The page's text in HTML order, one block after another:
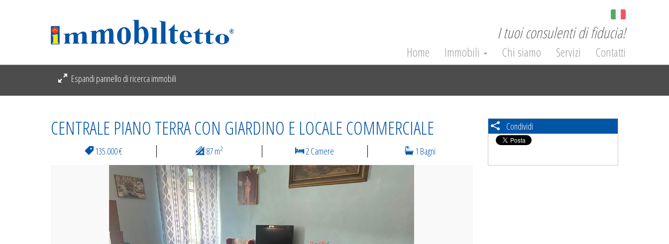
I tuoi consulenti di fiducia!
Home Immobili Chi siamo Servizi Contatti
Espandi pannello di ricerca immobili
CENTRALE PIANO TERRA CON GIARDINO E LOCALE COMMERCIALE
135.000 € 87 m2 2 Camere 1 Bagni
Condividi